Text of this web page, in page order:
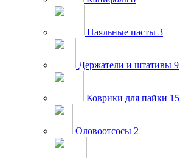
Паяльные пасты 3
Держатели и штативы 9
Коврики для пайки 15
Оловоотсосы 2